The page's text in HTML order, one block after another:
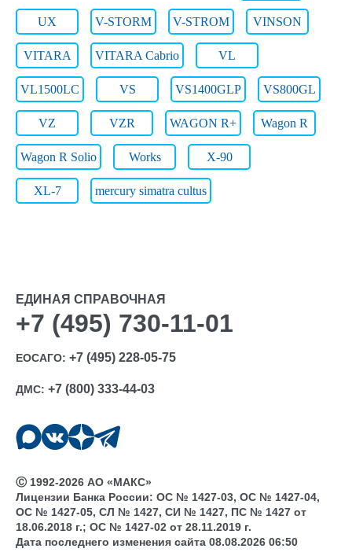
UX V-STORM V-STROM VINSON
VITARA VITARA Cabrio VL
VL1500LC VS VS1400GLP VS800GL
VZ VZR WAGON R+ Wagon R
Wagon R Solio Works X-90
XL-7 mercury simatra cultus
ЕДИНАЯ СПРАВОЧНАЯ
+7 (495) 730-11-01
ЕОСАГО: +7 (495) 228-05-75
ДМС: +7 (800) 333-44-03
Ⓒ 1992-2026 АО «МАКС»
Лицензии Банка России: ОС № 1427-03, ОС № 1427-04,
ОС № 1427-05, СЛ № 1427, СИ № 1427, ПС № 1427 от
18.06.2018 г.; ОС № 1427-02 от 28.11.2019 г.
Дата последнего изменения сайта 08.08.2026 06:50